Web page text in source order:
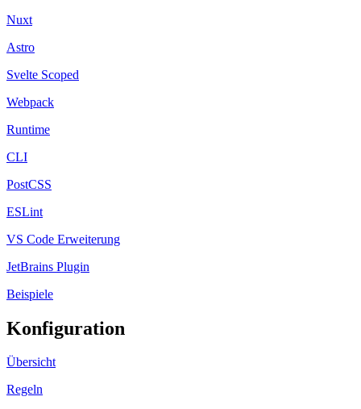
Nuxt
Astro
Svelte Scoped
Webpack
Runtime
CLI
PostCSS
ESLint
VS Code Erweiterung
JetBrains Plugin
Beispiele
Konfiguration
Übersicht
Regeln